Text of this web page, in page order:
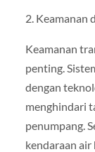
2. Keamanan
Keamanan
penting.
dengan
menghindari
penumpang.
kendaraan air